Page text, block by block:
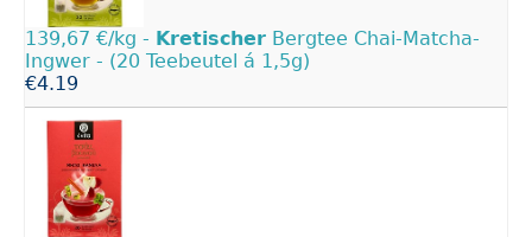
139,67 €/kg - Kretischer Bergtee Chai-Matcha-
Ingwer - (20 Teebeutel á 1,5g)
€4.19